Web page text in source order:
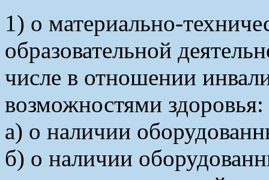
1) о материально-
образовательной
числе в отношении
возможностями здоровья:
а) о наличии
б) о наличии